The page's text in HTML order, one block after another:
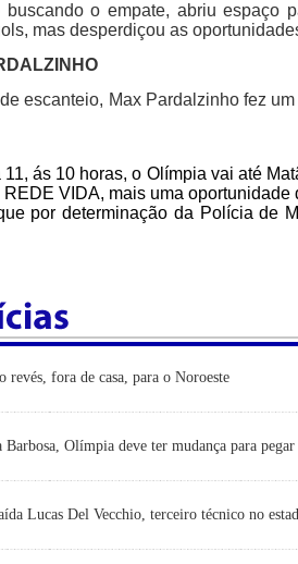
o empate, abriu espaço
mas desperdiçou as
escanteio, Max Pardalzinho fez
ás 10 horas, o Olímpia vai até
VIDA, mais uma
por determinação da Polícia de
revés, fora de casa, para o Noroeste
Olímpia deve ter mudança para pegar
Lucas Del Vecchio, terceiro técnico no